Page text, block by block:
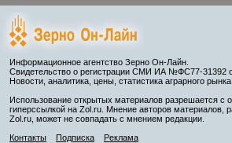
Информационное агентство Зерно Он-Лайн.
Свидетельство о регистрации СМИ ИА №ФС77-31392
Новости, аналитика, цены, статистика аграрного рынка.
Использование открытых материалов разрешается с
гиперссылкой на Zol.ru. Мнение авторов материалов,
Zol.ru, может не совпадать с мнением редакции.
Контакты
Подписка Реклама